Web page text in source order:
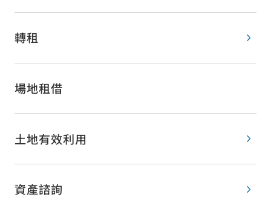
轉租
場地租借
土地有效利用
資產諮詢